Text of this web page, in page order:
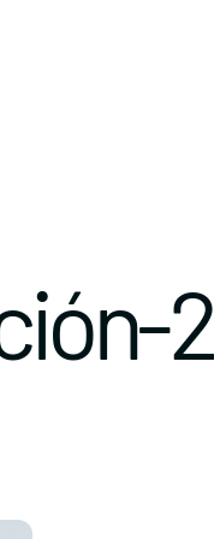
2